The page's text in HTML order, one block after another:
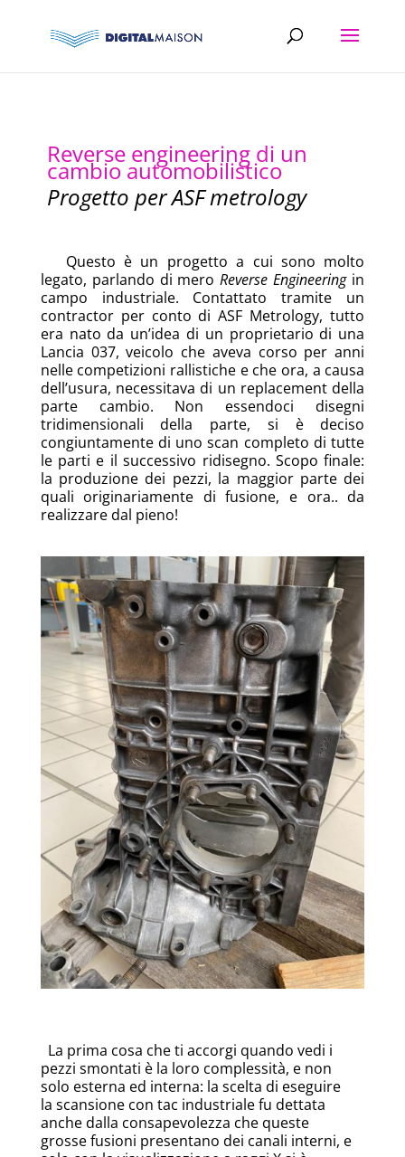
Reverse engineering di un
cambio automobilistico
Progetto per ASF metrology
Questo è un progetto a cui sono molto
legato, parlando di meroReverse Engineeringin
campo industriale. Contattato tramite un
contractor per conto di ASF Metrology, tutto
era nato da un’idea di un proprietario di una
Lancia 037, veicolo che aveva corso per anni
nelle competizioni rallistiche e che ora, a causa
dell’usura, necessitava di un replacement della
parte cambio. Non essendoci disegni
tridimensionali della parte, si è deciso
congiuntamente di uno scan completo di tutte
le parti e il successivo ridisegno. Scopo finale:
la produzione dei pezzi, la maggior parte dei
quali originariamente di fusione, e ora.. da
realizzare dal pieno!
La prima cosa che ti accorgi quando vedi i
pezzi smontati è la loro complessità, e non
solo esterna ed interna: la scelta di eseguire
la scansione con tac industriale fu dettata
anche dalla consapevolezza che queste
grosse fusioni presentano dei canali interni, e